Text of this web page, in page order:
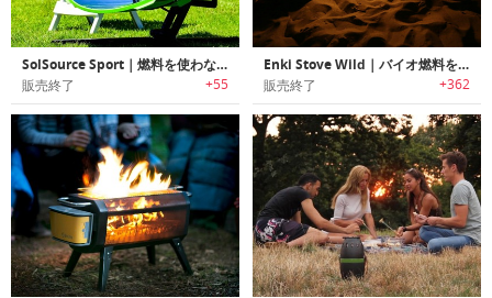
SolSource Sport｜燃料を使わないポータブルソーラーパワーグリル「ソルソーススポーツ」
販売終了 +55
Enki Stove Wild｜バイオ燃料を使用するキャンプストーブ「エンキストーブワイルド」
販売終了 +362